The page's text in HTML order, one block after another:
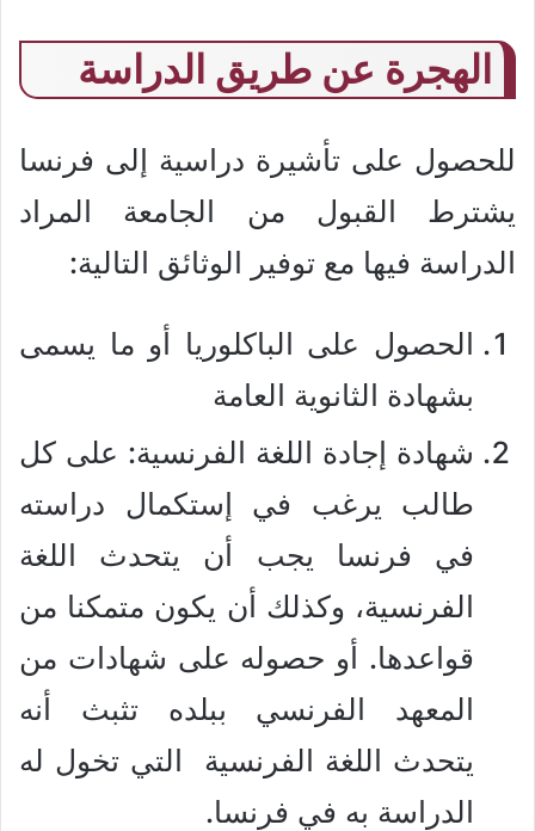
الهجرة عن طريق الدراسة
للحصول على تأشيرة دراسية إلى فرنسا
يشترط القبول من الجامعة المراد
الدراسة فيها مع توفير الوثائق التالية:
الحصول على الباكلوريا أو ما يسمى
بشهادة الثانوية العامة
شهادة إجادة اللغة الفرنسية: على كل
طالب يرغب في إستكمال دراسته
في فرنسا يجب أن يتحدث اللغة
الفرنسية، وكذلك أن يكون متمكنا من
قواعدها. أو حصوله على شهادات من
المعهد الفرنسي ببلده تثبث أنه
يتحدث اللغة الفرنسية التي تخول له
الدراسة به في فرنسا.